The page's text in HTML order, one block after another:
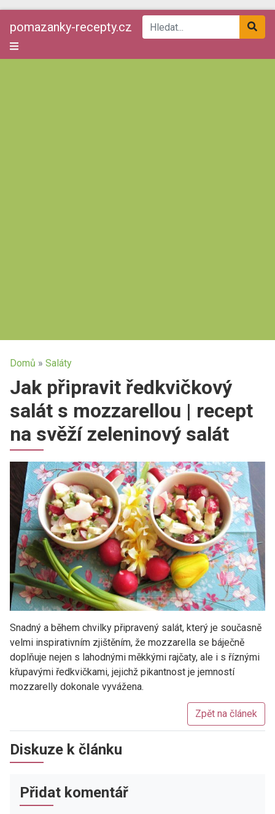
pomazanky-recepty.cz
Domů » Saláty
Jak připravit ředkvičkový
salát s mozzarellou | recept
na svěží zeleninový salát
Snadný a během chvilky připravený salát, který je současně
velmi inspirativním zjištěním, že mozzarella se báječně
doplňuje nejen s lahodnými měkkými rajčaty, ale i s říznými
křupavými ředkvičkami, jejichž pikantnost je jemností
mozzarelly dokonale vyvážena.
Zpět na článek
Diskuze k článku
Přidat komentář